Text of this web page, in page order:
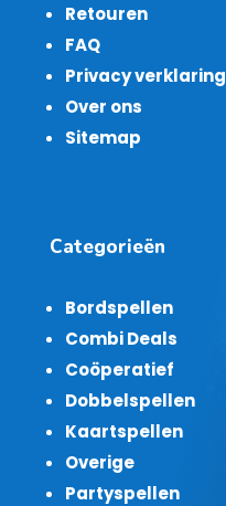
Retouren
FAQ
Privacy verklaring
Over ons
Sitemap
Categorieën
Bordspellen
Combi Deals
Coöperatief
Dobbelspellen
Kaartspellen
Overige
Partyspellen